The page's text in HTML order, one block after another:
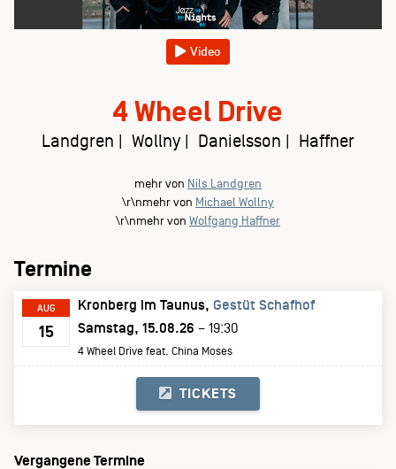
Video
4 Wheel Drive
Landgren | Wollny | Danielsson | Haffner
mehr von Nils Landgren
\r\nmehr von Michael Wollny
\r\nmehr von Wolfgang Haffner
Termine
AUG
15
Kronberg im Taunus Gestüt Schafhof
Samstag, 15.08.26 – 19:30
4 Wheel Drive feat. China Moses
TICKETS
Vergangene Termine